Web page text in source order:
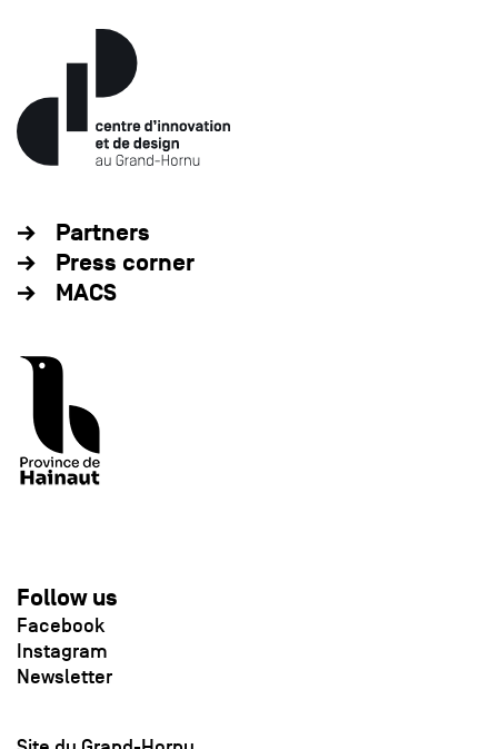
Partners
Press corner
MACS
Follow us
Facebook
Instagram
Newsletter